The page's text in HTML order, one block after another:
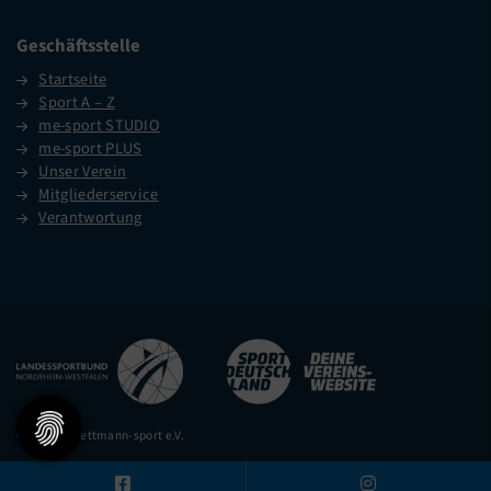
Geschäftsstelle
Startseite
Sport A – Z
me-sport STUDIO
me-sport PLUS
Unser Verein
Mitgliederservice
Verantwortung
© 2026 – mettmann-sport e.V.
, einem gemeinsamen Angebot des DOSB und NETZCOCKTAIL.